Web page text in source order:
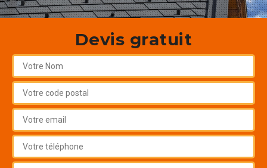
Devis gratuit